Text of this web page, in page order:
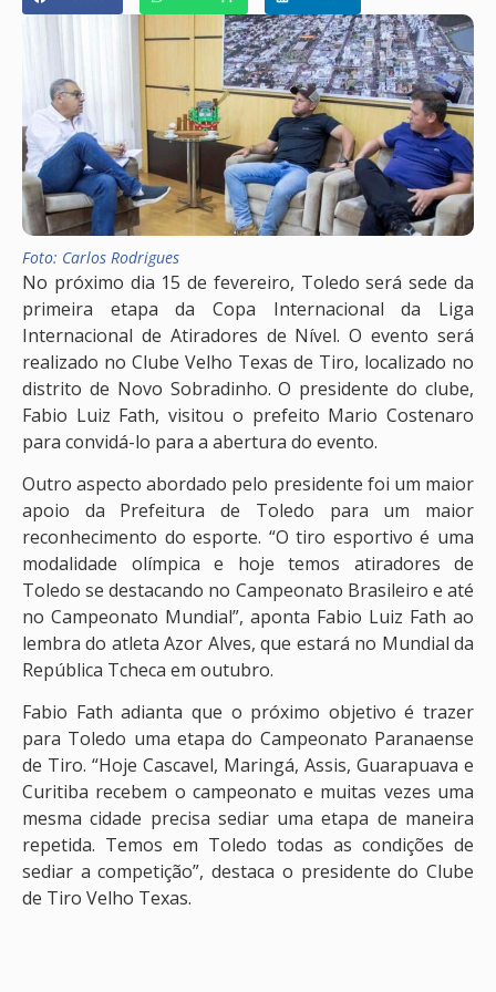
Foto: Carlos Rodrigues
No próximo dia 15 de fevereiro, Toledo será sede da
primeira etapa da Copa Internacional da Liga
Internacional de Atiradores de Nível. O evento será
realizado no Clube Velho Texas de Tiro, localizado no
distrito de Novo Sobradinho. O presidente do clube,
Fabio Luiz Fath, visitou o prefeito Mario Costenaro
para convidá-lo para a abertura do evento.
Outro aspecto abordado pelo presidente foi um maior
apoio da Prefeitura de Toledo para um maior
reconhecimento do esporte. “O tiro esportivo é uma
modalidade olímpica e hoje temos atiradores de
Toledo se destacando no Campeonato Brasileiro e até
no Campeonato Mundial”, aponta Fabio Luiz Fath ao
lembra do atleta Azor Alves, que estará no Mundial da
República Tcheca em outubro.
Fabio Fath adianta que o próximo objetivo é trazer
para Toledo uma etapa do Campeonato Paranaense
de Tiro. “Hoje Cascavel, Maringá, Assis, Guarapuava e
Curitiba recebem o campeonato e muitas vezes uma
mesma cidade precisa sediar uma etapa de maneira
repetida. Temos em Toledo todas as condições de
sediar a competição”, destaca o presidente do Clube
de Tiro Velho Texas.